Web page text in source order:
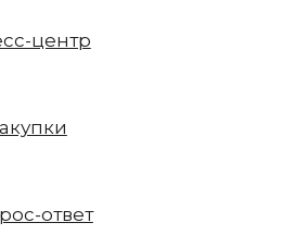
центр
ответ